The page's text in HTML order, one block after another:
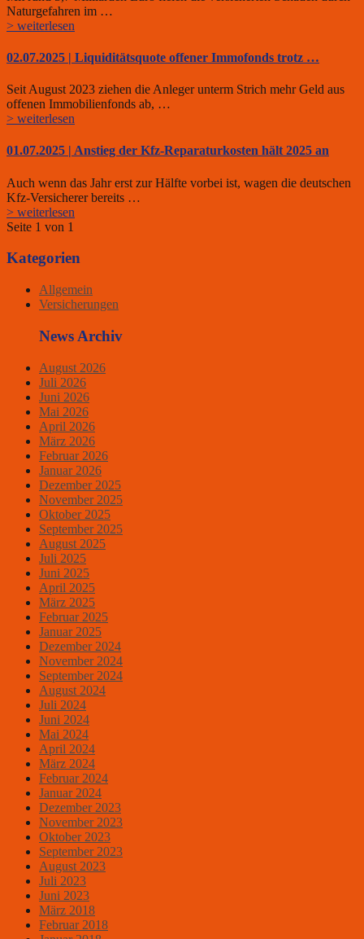
Naturgefahren im …
> weiterlesen
02.07.2025 | Liquiditätsquote offener Immofonds trotz …
Seit August 2023 ziehen die Anleger unterm Strich mehr Geld aus
offenen Immobilienfonds ab, …
> weiterlesen
01.07.2025 | Anstieg der Kfz-Reparaturkosten hält 2025 an
Auch wenn das Jahr erst zur Hälfte vorbei ist, wagen die deutschen
Kfz-Versicherer bereits …
> weiterlesen
Seite 1 von 1
Kategorien
Allgemein
Versicherungen
News Archiv
August 2026
Juli 2026
Juni 2026
Mai 2026
April 2026
März 2026
Februar 2026
Januar 2026
Dezember 2025
November 2025
Oktober 2025
September 2025
August 2025
Juli 2025
Juni 2025
April 2025
März 2025
Februar 2025
Januar 2025
Dezember 2024
November 2024
September 2024
August 2024
Juli 2024
Juni 2024
Mai 2024
April 2024
März 2024
Februar 2024
Januar 2024
Dezember 2023
November 2023
Oktober 2023
September 2023
August 2023
Juli 2023
Juni 2023
März 2018
Februar 2018